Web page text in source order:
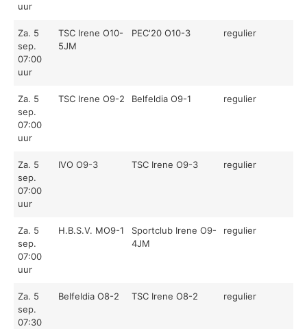
uur
Za. 5
sep.
07:00
uur
TSC Irene O10-
5JM
PEC'20 O10-3 regulier
Za. 5
sep.
07:00
uur
TSC Irene O9-2 Belfeldia O9-1 regulier
Za. 5
sep.
07:00
uur
IVO O9-3 TSC Irene O9-3 regulier
Za. 5
sep.
07:00
uur
H.B.S.V. MO9-1
Sportclub Irene O9-
4JM
regulier
Za. 5
sep.
07:30
Belfeldia O8-2 TSC Irene O8-2 regulier